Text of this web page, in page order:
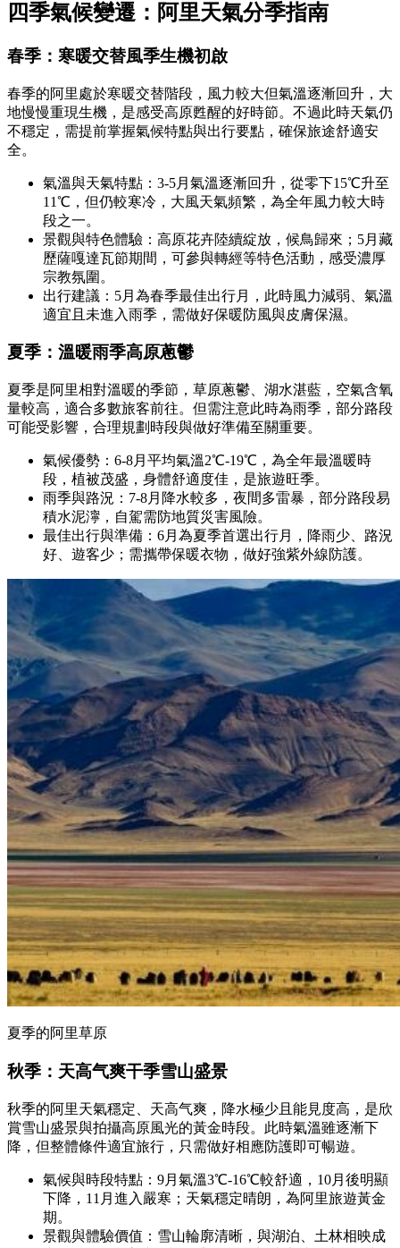
四季氣候變遷：阿里天氣分季指南
春季：寒暖交替風季生機初啟
春季的阿里處於寒暖交替階段，風力較大但氣溫逐漸回升，大
地慢慢重現生機，是感受高原甦醒的好時節。不過此時天氣仍
不穩定，需提前掌握氣候特點與出行要點，確保旅途舒適安
全。
氣溫與天氣特點：3-5月氣溫逐漸回升，從零下15℃升至
11℃，但仍較寒冷，大風天氣頻繁，為全年風力較大時
段之一。
景觀與特色體驗：高原花卉陸續綻放，候鳥歸來；5月藏
歷薩嘎達瓦節期間，可參與轉經等特色活動，感受濃厚
宗教氛圍。
出行建議：5月為春季最佳出行月，此時風力減弱、氣溫
適宜且未進入雨季，需做好保暖防風與皮膚保濕。
夏季：溫暖雨季高原蔥鬱
夏季是阿里相對溫暖的季節，草原蔥鬱、湖水湛藍，空氣含氧
量較高，適合多數旅客前往。但需注意此時為雨季，部分路段
可能受影響，合理規劃時段與做好準備至關重要。
氣候優勢：6-8月平均氣溫2℃-19℃，為全年最溫暖時
段，植被茂盛，身體舒適度佳，是旅遊旺季。
雨季與路況：7-8月降水較多，夜間多雷暴，部分路段易
積水泥濘，自駕需防地質災害風險。
最佳出行與準備：6月為夏季首選出行月，降雨少、路況
好、遊客少；需攜帶保暖衣物，做好強紫外線防護。
夏季的阿里草原
秋季：天高气爽干季雪山盛景
秋季的阿里天氣穩定、天高气爽，降水極少且能見度高，是欣
賞雪山盛景與拍攝高原風光的黃金時段。此時氣溫雖逐漸下
降，但整體條件適宜旅行，只需做好相應防護即可暢遊。
氣候與時段特點：9月氣溫3℃-16℃較舒適，10月後明顯
下降，11月進入嚴寒；天氣穩定晴朗，為阿里旅遊黃金
期。
景觀與體驗價值：雪山輪廓清晰，與湖泊、土林相映成